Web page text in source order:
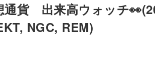
通貨 出来高ウォッチ
NGC, REM)